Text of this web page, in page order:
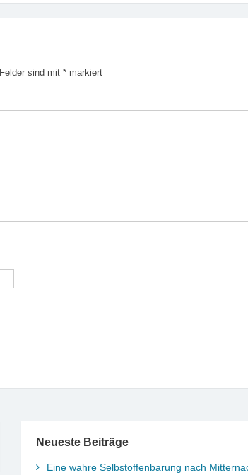
sind mit *markiert
Neueste Beiträge
Eine wahre Selbstoffenbarung nach